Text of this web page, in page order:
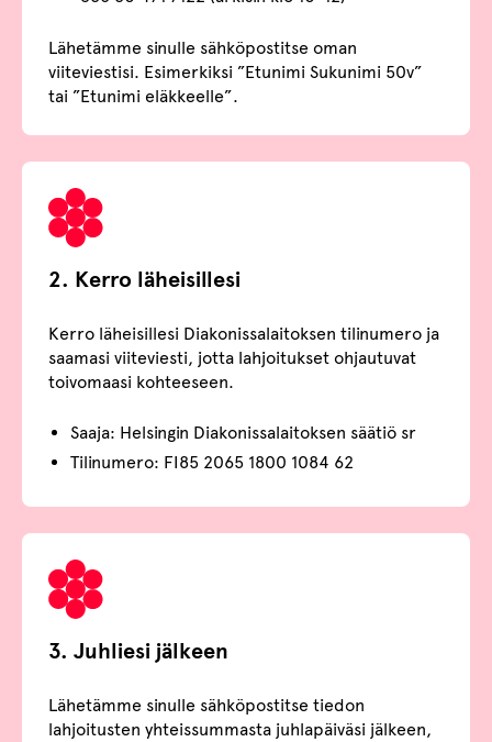
Lähetämme sinulle sähköpostitse oman
viiteviestisi. Esimerkiksi ”Etunimi Sukunimi 50v”
tai ”Etunimi eläkkeelle”.
2. Kerro läheisillesi
Kerro läheisillesi Diakonissalaitoksen tilinumero ja
saamasi viiteviesti, jotta lahjoitukset ohjautuvat
toivomaasi kohteeseen.
Saaja: Helsingin Diakonissalaitoksen säätiö sr
Tilinumero: FI85 2065 1800 1084 62
3. Juhliesi jälkeen
Lähetämme sinulle sähköpostitse tiedon
lahjoitusten yhteissummasta juhlapäiväsi jälkeen,